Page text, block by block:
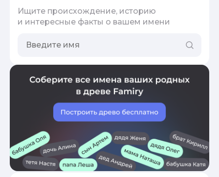
Ищите происхождение, историю
и интересные факты о вашем имени